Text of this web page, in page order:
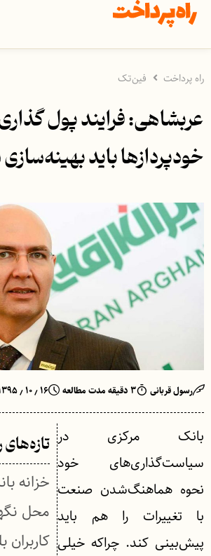
راه پرداخت فین‌تک
عربشاهی: فرایند پول
خودپردازها باید
رسول قربانی ۳ دقیقه مدت مطالعه ۱۶ ٫ ۱۰ ٫ ۱۳۹۵
بانک مرکزی در
سیاست‌گذاری‌های خود
نحوه هماهنگ‌شدن صنعت
با تغییرات را هم باید
پیش‌بینی کند. چراکه خیلی
خزانه
محل
کاربران